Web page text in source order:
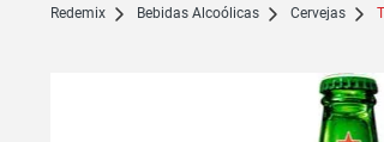
redemix Bebidas Alcoólicas Cervejas